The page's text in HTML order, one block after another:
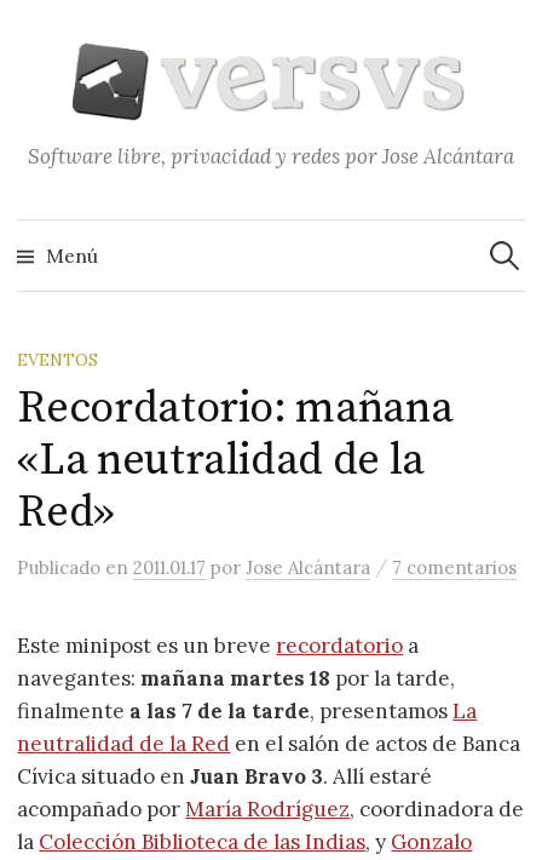
contenido
Software libre, privacidad y redes por Jose Alcántara
Menú
EVENTOS
Recordatorio: mañana
«La neutralidad de la
Red»
Publicado en2011.01.17 porJose Alcántara / 7 comentarios
Este minipost es un breverecordatorio a
navegantes: mañana martes 18 por la tarde,
finalmente a las 7 de la tarde, presentamosLa
neutralidad de la Red en el salón de actos de Banca
Cívica situado enJuan Bravo 3. Allí estaré
acompañado porMaría Rodríguez, coordinadora de
la Colección Biblioteca de las Indias, y Gonzalo